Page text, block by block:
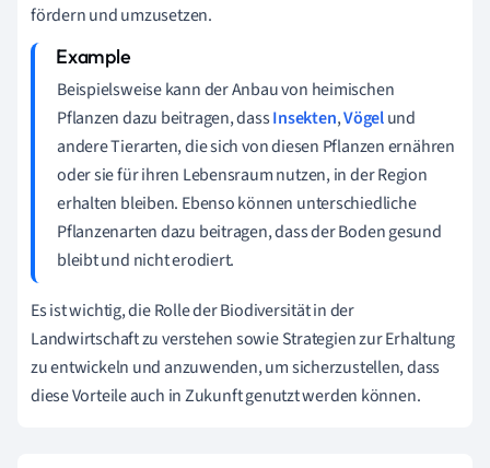
fördern und umzusetzen.
Beispielsweise kann der Anbau von heimischen
Pflanzen dazu beitragen, dassInsekten,Vögelund
andere Tierarten, die sich von diesen Pflanzen ernähren
oder sie für ihren Lebensraum nutzen, in der Region
erhalten bleiben. Ebenso können unterschiedliche
Pflanzenarten dazu beitragen, dass der Boden gesund
bleibt und nicht erodiert.
Es ist wichtig, die Rolle der Biodiversität in der
Landwirtschaft zu verstehen sowie Strategien zur Erhaltung
zu entwickeln und anzuwenden, um sicherzustellen, dass
diese Vorteile auch in Zukunft genutzt werden können.